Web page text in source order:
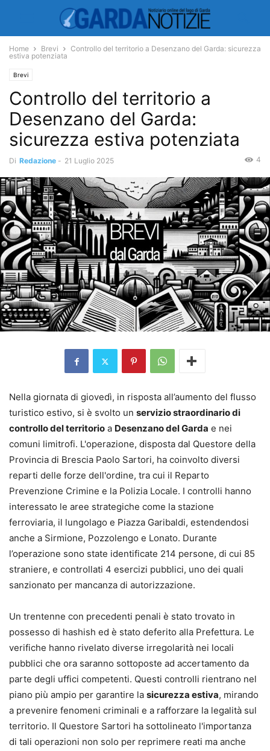
Home Brevi
Controllo del territorio a Desenzano del Garda: sicurezza
estiva potenziata
Brevi
Controllo del territorio a
Desenzano del Garda:
sicurezza estiva potenziata
Di Redazione - 21 Luglio 2025 4
Nella giornata di giovedì, in risposta all’aumento del flusso
turistico estivo, si è svolto un servizio straordinario di
controllo del territorio a Desenzano del Garda e nei
comuni limitrofi. L'operazione, disposta dal Questore della
Provincia di Brescia Paolo Sartori, ha coinvolto diversi
reparti delle forze dell'ordine, tra cui il Reparto
Prevenzione Crimine e la Polizia Locale. I controlli hanno
interessato le aree strategiche come la stazione
ferroviaria, il lungolago e Piazza Garibaldi, estendendosi
anche a Sirmione, Pozzolengo e Lonato. Durante
l’operazione sono state identificate 214 persone, di cui 85
straniere, e controllati 4 esercizi pubblici, uno dei quali
sanzionato per mancanza di autorizzazione.
Un trentenne con precedenti penali è stato trovato in
possesso di hashish ed è stato deferito alla Prefettura. Le
verifiche hanno rivelato diverse irregolarità nei locali
pubblici che ora saranno sottoposte ad accertamento da
parte degli uffici competenti. Questi controlli rientrano nel
piano più ampio per garantire la sicurezza estiva, mirando
a prevenire fenomeni criminali e a rafforzare la legalità sul
territorio. Il Questore Sartori ha sottolineato l'importanza
di tali operazioni non solo per reprimere reati ma anche